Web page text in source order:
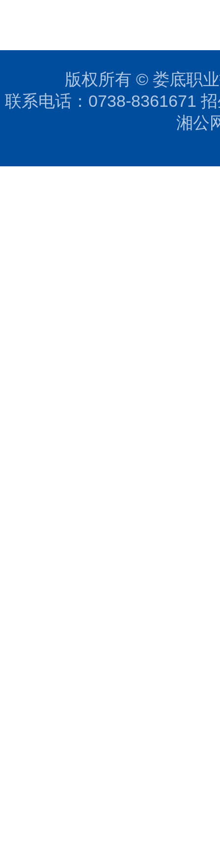
版权所有 © 娄底职
联系电话：0738-8361671
湘公